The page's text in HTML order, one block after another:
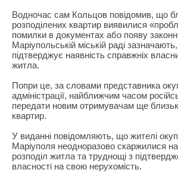
Водночас сам Кольцов повідомив, що
розподілених квартир виявилися
помилки в документах або появу
Маріупольській міській раді
підтверджує наявність справжніх
житла.
Попри це, за словами представника
адміністрації, найближчим часом
передати новим отримувачам ще
квартир.
У виданні повідомляють, що жителі
Маріуполя неодноразово скаржилися
розподіл житла та труднощі з
власності на свою нерухомість.